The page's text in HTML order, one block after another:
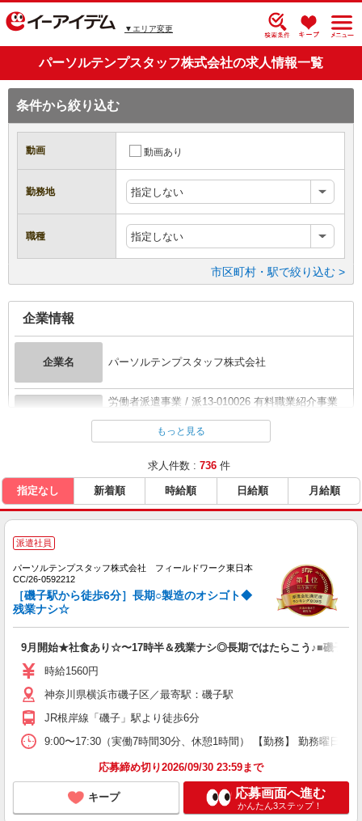
▼エリア変更
パーソルテンプスタッフ株式会社の求人情報一覧
条件から絞り込む
動画 動画あり
勤務地 指定しない
職種 指定しない
市区町村・駅で絞り込む >
企業情報
企業名 パーソルテンプスタッフ株式会社
労働者派遣事業 / 派13-010026 有料職業紹介事業
〒151-0053 東京都渋谷区代々木2-1-1 新宿マイン
ズタワー
URL https://www.tempstaff.co.jp/
もっと見る
求人件数 : 736 件
指定なし 新着順 時給順 日給順 月給順
派遣社員
パーソルテンプスタッフ株式会社 フィールドワーク東日本
CC/26-0592212
［磯子駅から徒歩6分］長期○製造のオシゴト◆
残業ナシ☆
9月開始★社食あり☆〜17時半＆残業ナシ◎長期ではたらこう♪■磯子■
時給1560円
神奈川県横浜市磯子区／最寄駅：磯子駅
JR根岸線「磯子」駅より徒歩6分
9:00〜17:30（実働7時間30分、休憩1時間） 【勤務】 勤務曜日
応募締め切り2026/09/30 23:59まで
キープ 応募画面へ進む
かんたん3ステップ！